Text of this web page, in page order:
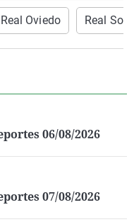
Real Oviedo Real
06/08/2026
07/08/2026